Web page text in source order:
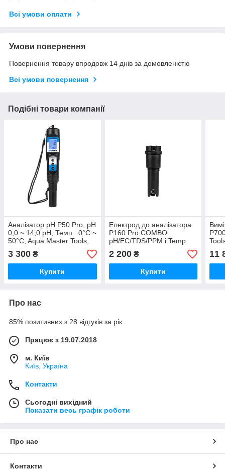
Всі умови оплати
Умови повернення
Повернення товару впродовж 14 днів за домовленістю
Всі умови повернення
Подібні товари компанії
Аналізатор pH P50 Pro, рН
0,0 ~ 14,0 рН; Темп.: 0°C ~
50°C, Aqua Master Tools,
Нідерланди 1000
3 300 ₴
Купити
Електрод до аналізатора
P160 Pro COMBO
pH/EC/TDS/PPM і Temp
метр Aqua Master Tools,
Нідерланди 1019
2 200₴
Купити
11
Про нас
85% позитивних з 28 відгуків за рік
Працює з 19.07.2018
м. Київ
Київ, Україна
Контакти
Сьогодні вихідний
Показати весь графік роботи
Про нас
Контакти